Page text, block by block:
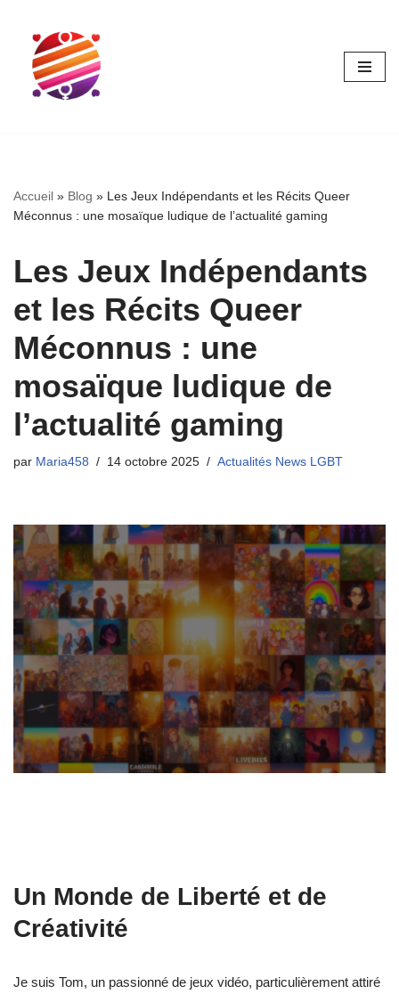
Aller
contenu
Accueil » Blog » Les Jeux Indépendants et les Récits Queer
Méconnus : une mosaïque ludique de l’actualité gaming
Les Jeux Indépendants
et les Récits Queer
Méconnus : une
mosaïque ludique de
l’actualité gaming
par Maria458 14 octobre 2025 Actualités News LGBT
Un Monde de Liberté et de
Créativité
Je suis Tom, un passionné de jeux vidéo, particulièrement attiré